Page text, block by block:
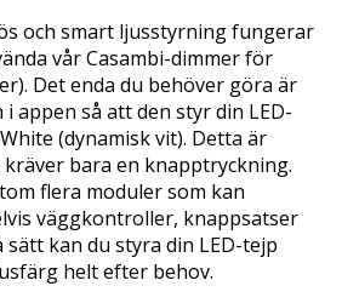
och smart ljusstyrning fungerar
vår Casambi-dimmer för
Det enda du behöver göra är
appen så att den styr din LED-
(dynamisk vit). Detta är
bara en knapptryckning.
flera moduler som kan
väggkontroller, knappsatser
sätt kan du styra din LED-tejp
helt efter behov.